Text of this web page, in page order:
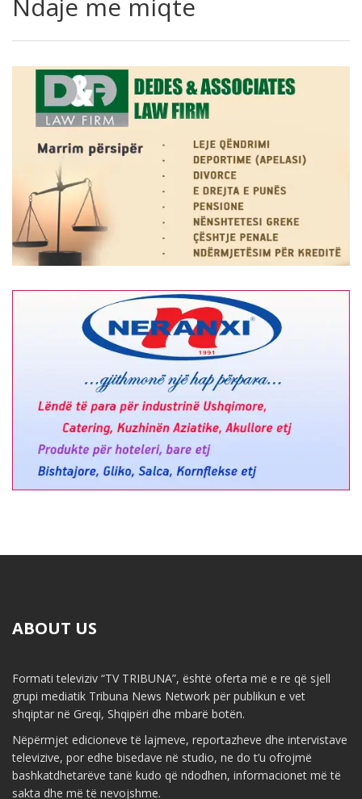
Ndaje me miqte
ABOUT US
Formati televiziv “TV TRIBUNA”, është oferta më e re që sjell
grupi mediatik Tribuna News Network për publikun e vet
shqiptar në Greqi, Shqipëri dhe mbarë botën.
Nëpërmjet edicioneve të lajmeve, reportazheve dhe intervistave
televizive, por edhe bisedave në studio, ne do t’u ofrojmë
bashkatdhetarëve tanë kudo që ndodhen, informacionet më të
sakta dhe më të nevojshme.